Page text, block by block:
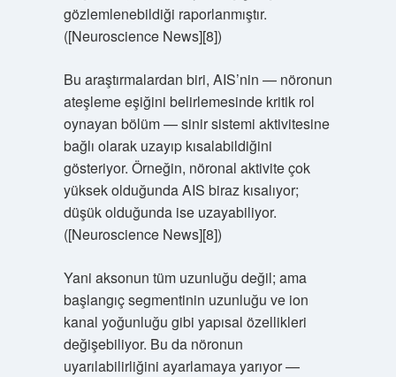
gözlemlenebildiği raporlanmıştır.
([Neuroscience News][8])
Bu araştırmalardan biri, AIS’nin — nöronun
ateşleme eşiğini belirlemesinde kritik rol
oynayan bölüm — sinir sistemi aktivitesine
bağlı olarak uzayıp kısalabildiğini
gösteriyor. Örneğin, nöronal aktivite çok
yüksek olduğunda AIS biraz kısalıyor;
düşük olduğunda ise uzayabiliyor.
([Neuroscience News][8])
Yani aksonun tüm uzunluğu değil; ama
başlangıç segmentinin uzunluğu ve ion
kanal yoğunluğu gibi yapısal özellikleri
değişebiliyor. Bu da nöronun
uyarılabilirliğini ayarlamaya yarıyor —